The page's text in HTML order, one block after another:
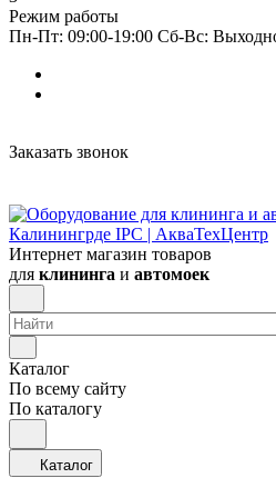
Режим работы
Пн-Пт: 09:00-19:00 Сб-Вс:
Заказать звонок
Интернет магазин товаров
для клининга и автомоек
Каталог
По всему сайту
По каталогу
Каталог